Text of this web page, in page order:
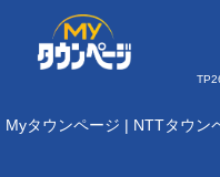
Myタウンページ | NTTタウン